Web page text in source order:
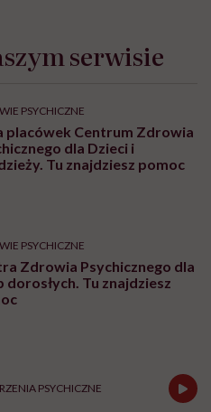
serwisie
PSYCHICZNE
placówek Centrum Zdrowia
dla Dzieci i
Tu znajdziesz pomoc
PSYCHICZNE
Zdrowia Psychicznego dla
dorosłych. Tu znajdziesz
PSYCHICZNE